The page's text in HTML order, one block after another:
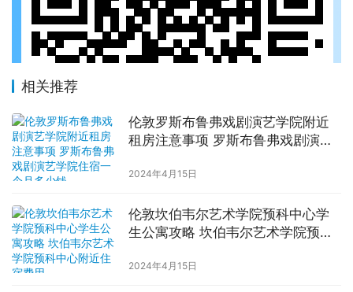
相关推荐
伦敦罗斯布鲁弗戏剧演艺学院附近
租房注意事项 罗斯布鲁弗戏剧演艺
2024年4月15日
伦敦坎伯韦尔艺术学院预科中心学
生公寓攻略 坎伯韦尔艺术学院预科
2024年4月15日